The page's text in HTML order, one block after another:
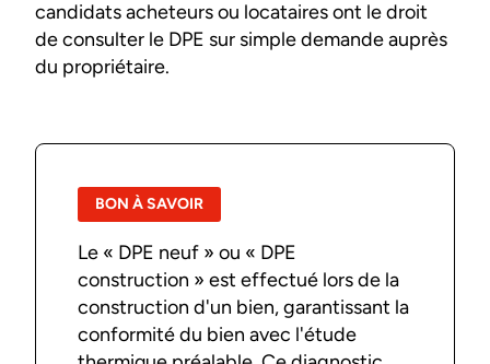
candidats acheteurs ou locataires ont le droit
de consulter le DPE sur simple demande auprès
du propriétaire.
BON À SAVOIR
Le « DPE neuf » ou « DPE
construction » est effectué lors de la
construction d'un bien, garantissant la
conformité du bien avec l'étude